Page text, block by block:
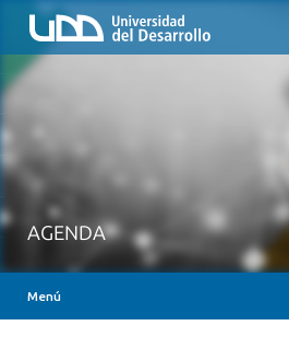
AGENDA
Menú
Inicio
QUIÉNES SOMOS
MESA AYUDA CANVAS
INSIGNIAS DIGITALES